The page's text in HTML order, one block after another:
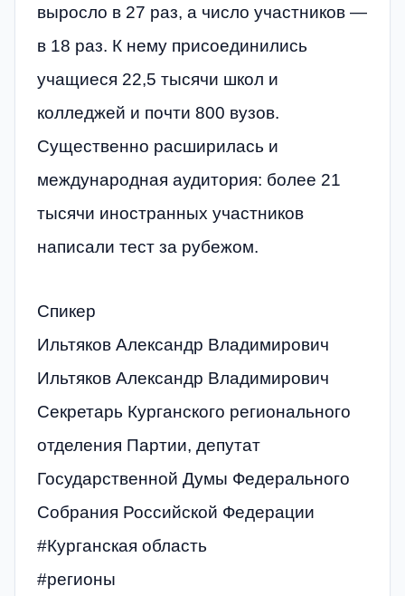
выросло в 27 раз, а число участников —
в 18 раз. К нему присоединились
учащиеся 22,5 тысячи школ и
колледжей и почти 800 вузов.
Существенно расширилась и
международная аудитория: более 21
тысячи иностранных участников
написали тест за рубежом.
Спикер
Ильтяков Александр Владимирович
Ильтяков Александр Владимирович
Секретарь Курганского регионального
отделения Партии, депутат
Государственной Думы Федерального
Собрания Российской Федерации
#Курганская область
#регионы